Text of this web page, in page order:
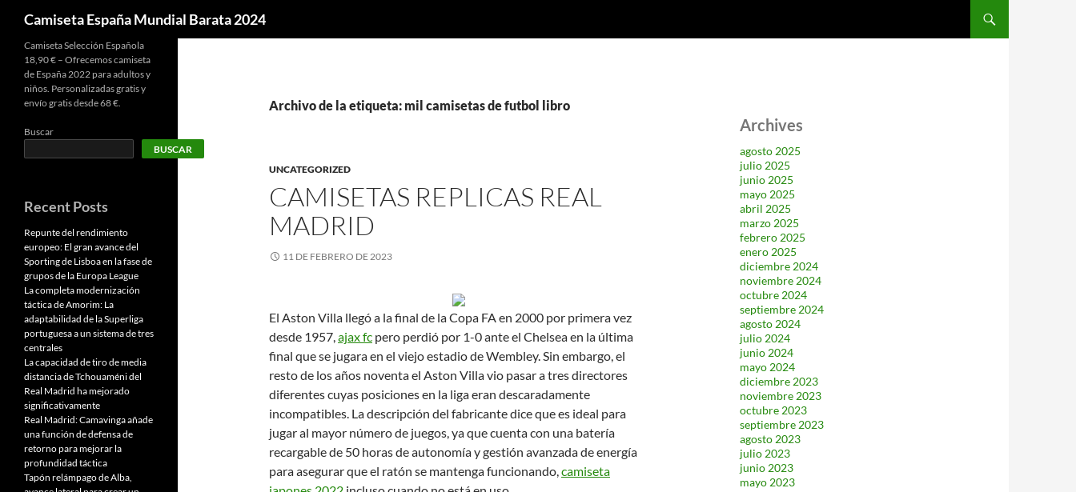
Camiseta España Mundial Barata 2024
Archivo de la etiqueta: mil camisetas de futbol libro
UNCATEGORIZED
CAMISETAS REPLICAS REAL
MADRID
11 DE FEBRERO DE 2023
El Aston Villa llegó a la final de la Copa FA en 2000 por primera vez
desde 1957,ajax fc pero perdió por 1-0 ante el Chelsea en la última
final que se jugara en el viejo estadio de Wembley. Sin embargo, el
resto de los años noventa el Aston Villa vio pasar a tres directores
diferentes cuyas posiciones en la liga eran descaradamente
incompatibles. La descripción del fabricante dice que es ideal para
jugar al mayor número de juegos, ya que cuenta con una batería
recargable de 50 horas de autonomía y gestión avanzada de energía
para asegurar que el ratón se mantenga funcionando,camiseta
Archives
agosto 2025
julio 2025
junio 2025
mayo 2025
abril 2025
marzo 2025
febrero 2025
enero 2025
diciembre 2024
noviembre 2024
octubre 2024
septiembre 2024
agosto 2024
julio 2024
junio 2024
mayo 2024
diciembre 2023
noviembre 2023
octubre 2023
septiembre 2023
agosto 2023
julio 2023
junio 2023
mayo 2023
Camiseta Selección Española
18,90 € – Ofrecemos camiseta
de España 2022 para adultos y
niños. Personalizadas gratis y
envío gratis desde 68 €.
Buscar
BUSCAR
Recent Posts
Repunte del rendimiento
europeo: El gran avance del
Sporting de Lisboa en la fase de
grupos de la Europa League
La completa modernización
táctica de Amorim: La
adaptabilidad de la Superliga
portuguesa a un sistema de tres
centrales
La capacidad de tiro de media
distancia de Tchouaméni del
Real Madrid ha mejorado
significativamente
Real Madrid: Camavinga añade
una función de defensa de
retorno para mejorar la
profundidad táctica
Tapón relámpago de Alba,